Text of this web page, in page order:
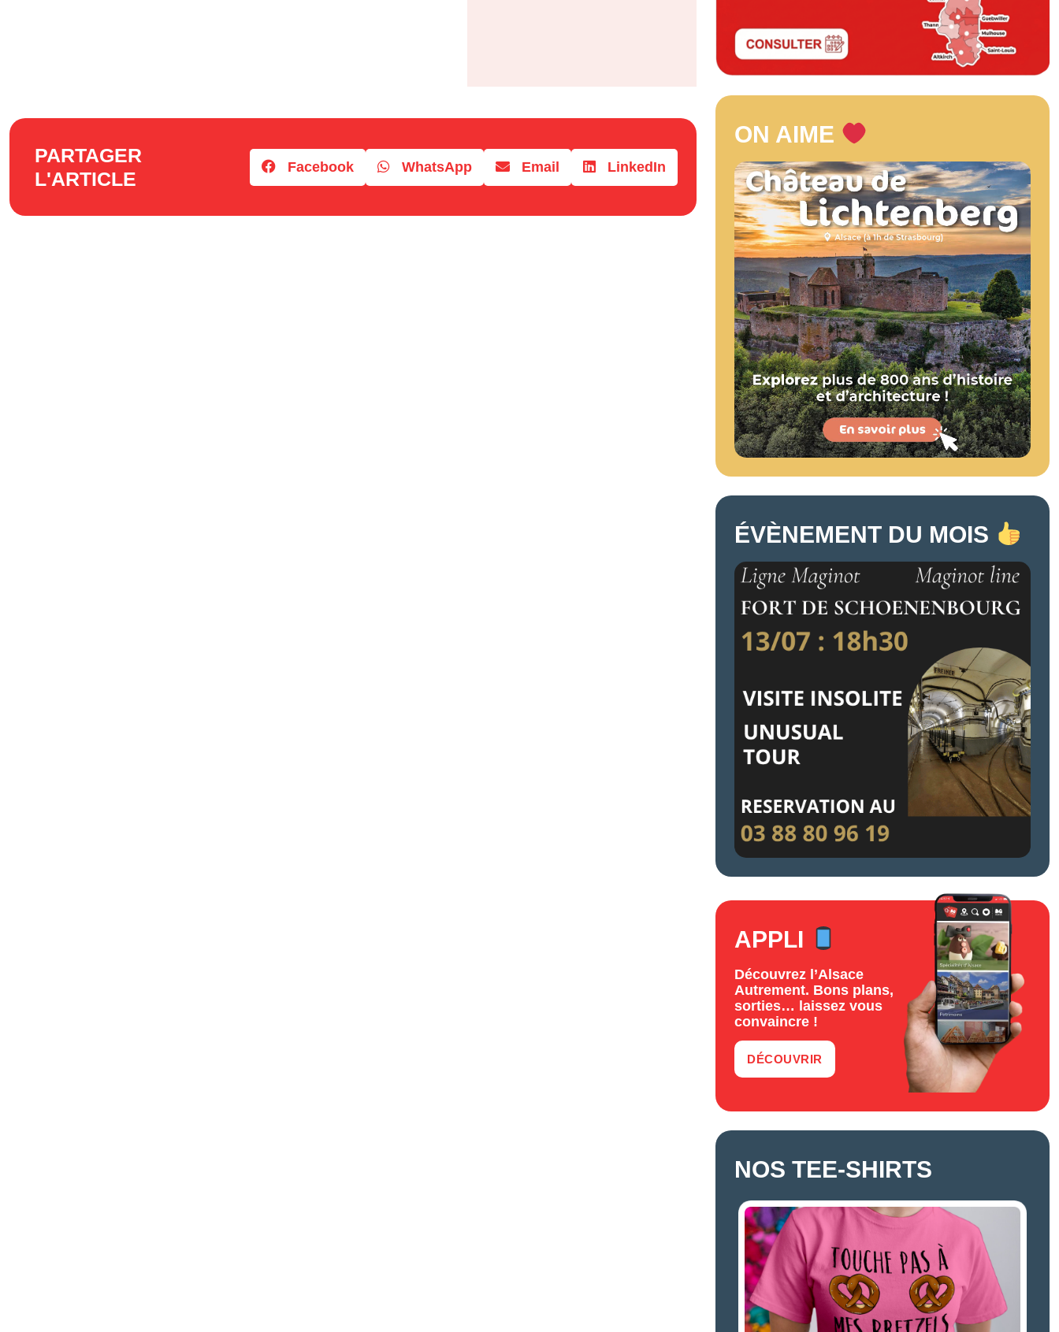
PARTAGER
L'ARTICLE
Facebook WhatsApp Email LinkedIn
ON AIME
ÉVÈNEMENT DU MOIS
APPLI
Découvrez l’Alsace
Autrement. Bons plans,
sorties… laissez vous
convaincre !
DÉCOUVRIR
NOS TEE-SHIRTS